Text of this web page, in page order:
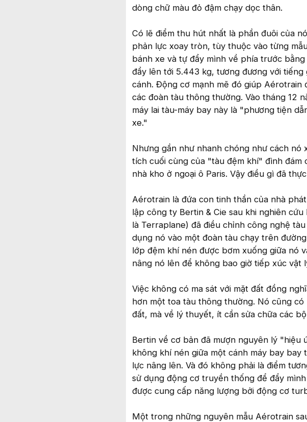
dòng chữ màu đỏ đậm chạy dọc thân.
Có lẽ điểm thu hút nhất là phần đuôi của
phản lực xoay tròn, tùy thuộc vào từng
bánh xe và tự đẩy mình về phía trước
đẩy lên tới 5.443 kg, tương đương với
cánh. Động cơ mạnh mẽ đó giúp
các đoàn tàu thông thường. Vào tháng 12
máy lai tàu-máy bay này là "phương tiện
xe."
Nhưng gần như nhanh chóng như cách
tích cuối cùng của "tàu đệm khí" đình
nhà kho ở ngoại ô Paris. Vậy điều gì đã
Aérotrain là đứa con tinh thần của nhà
lập công ty Bertin & Cie sau khi nghiên
là Terraplane) đã điều chỉnh công nghệ
dụng nó vào một đoàn tàu chạy trên
lớp đệm khí nén được bơm xuống giữa nó
nâng nó lên để không bao giờ tiếp xúc vật
Việc không có ma sát với mặt đất đồng
hơn một toa tàu thông thường. Nó cũng
đất, mà về lý thuyết, ít cần sửa chữa các
Bertin về cơ bản đã mượn nguyên lý "hiệu
không khí nén giữa một cánh máy bay
lực nâng lên. Và đó không phải là điểm
sử dụng động cơ truyền thống để đẩy
được cung cấp năng lượng bởi động cơ
Một trong những nguyên mẫu Aérotrain